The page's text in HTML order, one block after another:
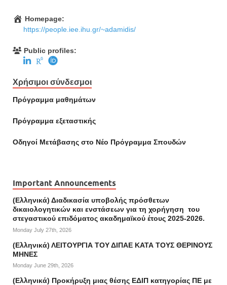
Homepage:
https://people.iee.ihu.gr/~adamidis/
Public profiles:
Χρήσιμοι σύνδεσμοι
Πρόγραμμα μαθημάτων
Πρόγραμμα εξεταστικής
Οδηγοί Mετάβασης στο Νέο Πρόγραμμα Σπουδών
Important Announcements
(Ελληνικά) Διαδικασία υποβολής πρόσθετων
δικαιολογητικών και ενστάσεων για τη χορήγηση του
στεγαστικού επιδόματος ακαδημαϊκού έτους 2025-2026.
Monday July 27th, 2026
(Ελληνικά) ΛΕΙΤΟΥΡΓΙΑ ΤΟΥ ΔΙΠΑΕ ΚΑΤΑ ΤΟΥΣ ΘΕΡΙΝΟΥΣ
ΜΗΝΕΣ
Monday June 29th, 2026
(Ελληνικά) Προκήρυξη μιας θέσης ΕΔΙΠ κατηγορίας ΠΕ με